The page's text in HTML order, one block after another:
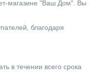
магазине "Ваш Дом". Вы
благодаря
в течении всего срока